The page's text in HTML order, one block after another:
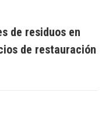
de residuos en
de restauración